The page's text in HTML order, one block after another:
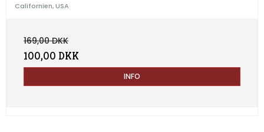
Californien, USA
169,00 DKK
100,00 DKK
INFO